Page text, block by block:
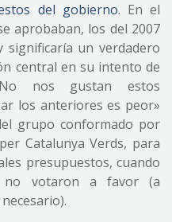
del gobierno. En el
aprobaban, los del 2007
un verdadero
central en su intento de
nos gustan estos
los anteriores es peor»
grupo conformado por
Catalunya Verds, para
presupuestos, cuando
no votaron a favor (a